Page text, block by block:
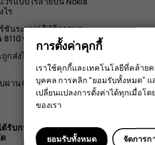
ไร
ชันระบบปฏิบัติการและ
ของฉันได้อย่างไร
ส่งไปยังสมาร์ทโฟน Nokia
าน OTA ไม่สำเร็จ ต้องทำ
รับการอัปเดตแพตช์ความ
การตั้งค่าคุกกี้
เราใช้คุกกี้และเทคโนโลยีที่คล้า
บุคคล การคลิก "ยอมรับทั้งหมด"
เปลี่ยนแปลงการตั้งค่าได้ทุกเมื่อโด
ของเรา
จัดการ
ยอมรับทั้งหมด